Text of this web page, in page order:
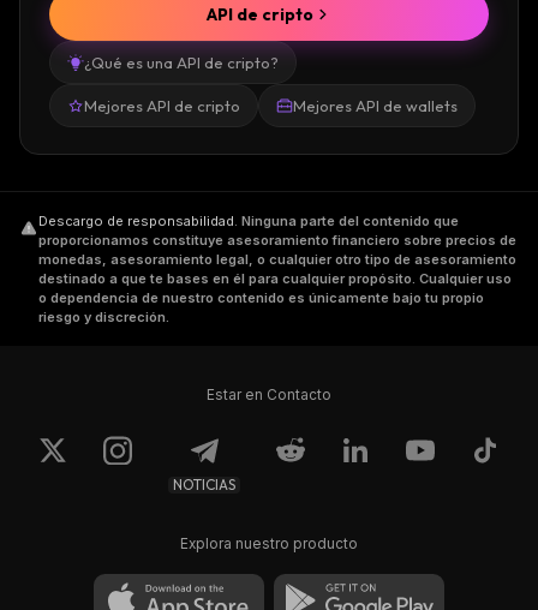
¿Qué es una API de cripto?
Mejores API de cripto Mejores API de wallets
API de cripto
Descargo de responsabilidad. Ninguna parte del contenido que
proporcionamos constituye asesoramiento financiero sobre precios de
monedas, asesoramiento legal, o cualquier otro tipo de asesoramiento
destinado a que te bases en él para cualquier propósito. Cualquier uso
o dependencia de nuestro contenido es únicamente bajo tu propio
riesgo y discreción.
Estar en Contacto
NOTICIAS
Explora nuestro producto